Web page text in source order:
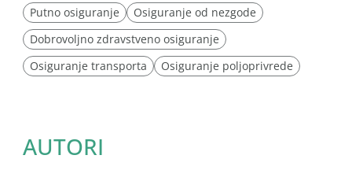
Putno osiguranje
Osiguranje od nezgode
Dobrovoljno zdravstveno osiguranje
Osiguranje transporta
Osiguranje poljoprivrede
AUTORI